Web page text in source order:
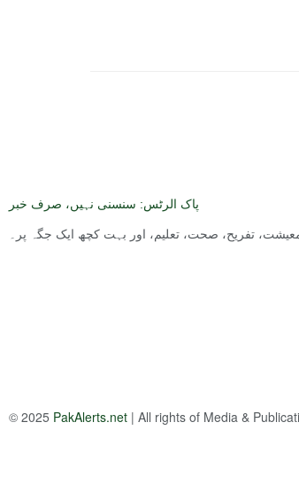
پاک الرٹس: سنسنی نہیں، صرف خبر
معیشت، تفریح، صحت، تعلیم، اور بہت کچھ ایک جگہ پر۔
© 2025 PakAlerts.net | All rights of Media &